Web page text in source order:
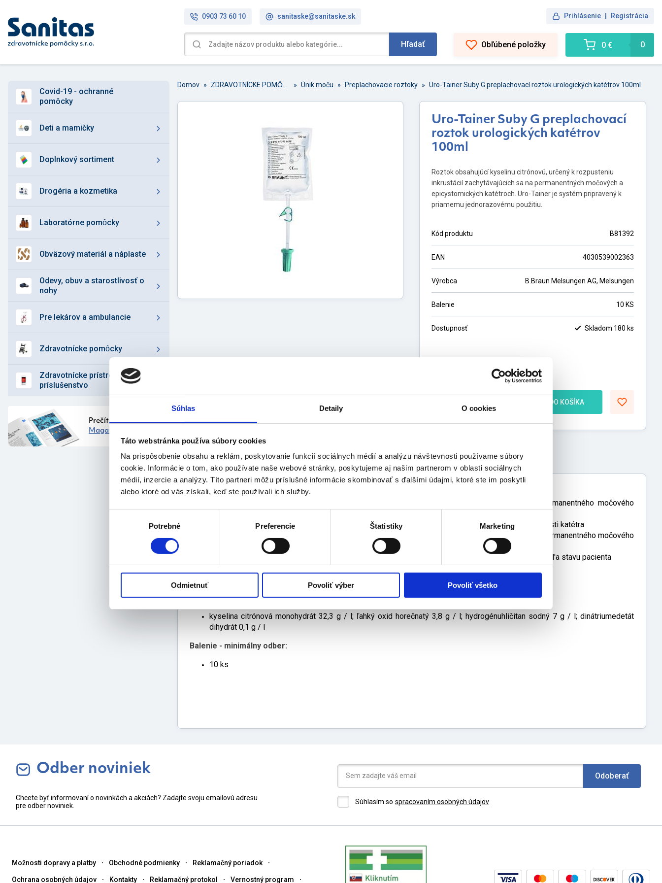
Súhlas Detaily O cookies
Táto webstránka používa súbory cookies
Na prispôsobenie obsahu a reklám, poskytovanie funkcií sociálnych médií a analýzu návštevnosti používame súbory
cookie. Informácie o tom, ako používate naše webové stránky, poskytujeme aj našim partnerom v oblasti sociálnych
médií, inzercie a analýzy. Títo partneri môžu príslušné informácie skombinovať s ďalšími údajmi, ktoré ste im poskytli
alebo ktoré od vás získali, keď ste používali ich služby.
Potrebné Preferencie Štatistiky Marketing
Odmietnuť Povoliť výber Povoliť všetko
0903 73 60 10 sanitaske@sanitaske.sk
Hľadať
Prihlásenie Registrácia
Obľúbené položky 0 € 0
covid-19 - ochranné
pomôcky
deti a mamičky
doplnkový sortiment
drogéria a kozmetika
laboratórne pomȏcky
obväzový materiál a náplaste
odevy, obuv a starostlivosť o
nohy
pre lekárov a ambulancie
zdravotnícke pomȏcky
zdravotnícke prístroje a
príslušenstvo
Prečítajte si náš
Magazín
Domov » » Únik moču » Preplachovacie roztoky » Uro-Tainer Suby G preplachovací roztok urologických katétrov 100ml
Uro-Tainer Suby G preplachovací
roztok urologických katétrov
100ml
Roztok obsahujúcí kyselinu citrónovú, určený k rozpusteniu
inkrustácií zachytávajúcich sa na permanentných močových a
epicystomických katétroch. Uro-Tainer je systém pripravený k
priamemu jednorazovému použitiu.
Kód produktu B81392
EAN 4030539002363
Výrobca B.Braun Melsungen AG, Melsungen
Balenie 10 KS
Dostupnosť Skladom 180 ks
DO KOŠÍKA
Popis
produktu
Výrobca Dokumenty
Vlastnosti:
roztok Suby G sa odporúča u pacientov, u ktorých dochádza opakovane k nepriechodnosti permanentného močového
pravidelné preventívne preplachovanie umožňuje predísť tvorbe inkrustácií a zabrániť nepriechodnosti katétra
pravidelné meranie pH a sledovanie časového intervalu, v ktorom dochádza ku znepriechodneniu permanentného močového
katétra, umožňuje ošetrujúcemu personálu zvoliť vhodnú frekvenciu použitie roztoku Suby G
pokial' neurčil lekár inak, roztok se instiluje na dobu 15 - 20 minút raz, maximálne dvarkát denne, podl'a stavu pacienta
roztok je možné použiť maximálne dvakrát denne
Zloženie:
kyselina citrónová monohydrát 32,3 g / l; ľahký oxid horečnatý 3,8 g / l; hydrogénuhličitan sodný 7 g / l; dinátriumedetát
dihydrát 0,1 g / l
Balenie - minimálny odber:
10 ks
Odber noviniek
Chcete byť informovaní o novinkách a akciách? Zadajte svoju emailovú adresu
pre odber noviniek.
Odoberať
Súhlasím so spracovaním osobných údajov
Možnosti dopravy a platby Obchodné podmienky Reklamačný poriadok
Ochrana osobných údajov Kontakty Reklamačný protokol Vernostný program